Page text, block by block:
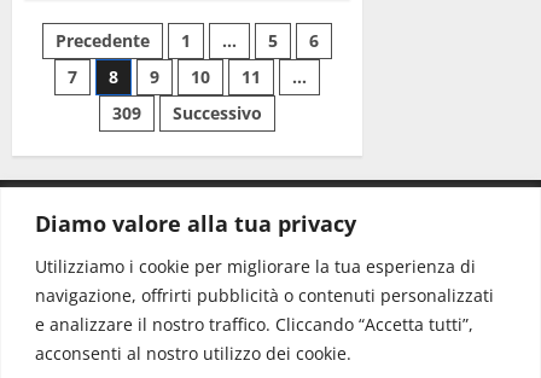
Diamo valore alla tua privacy
Utilizziamo i cookie per migliorare la tua esperienza di
navigazione, offrirti pubblicità o contenuti personalizzati
e analizzare il nostro traffico. Cliccando “Accetta tutti”,
acconsenti al nostro utilizzo dei cookie.
Precedente 1 … 5
6
7
8 9 10 11
…
309
Successivo
CONTATTI.
Redazione: redazione@www.martinasera.it
Direttore:direttore@www.martinasera.it
Info & Commerciale:info@www.martinasera.it